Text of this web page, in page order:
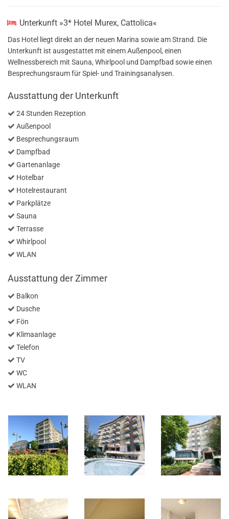
Unterkunft »3* Hotel Murex, Cattolica«
Das Hotel liegt direkt an der neuen Marina sowie am Strand. Die
Unterkunft ist ausgestattet mit einem Außenpool, einen
Wellnessbereich mit Sauna, Whirlpool und Dampfbad sowie einen
Besprechungsraum für Spiel- und Trainingsanalysen.
Ausstattung der Unterkunft
24 Stunden Rezeption
Außenpool
Besprechungsraum
Dampfbad
Gartenanlage
Hotelbar
Hotelrestaurant
Parkplätze
Sauna
Terrasse
Whirlpool
WLAN
Ausstattung der Zimmer
Balkon
Dusche
Fön
Klimaanlage
Telefon
TV
WC
WLAN